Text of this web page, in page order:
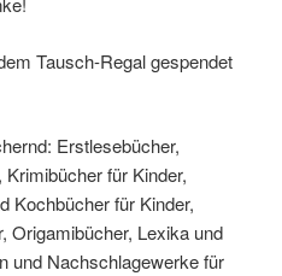
Tausch-Regal gespendet
Erstlesebücher,
für Kinder,
Kochbücher für Kinder,
Origamibücher, Lexika und
und Nachschlagewerke für